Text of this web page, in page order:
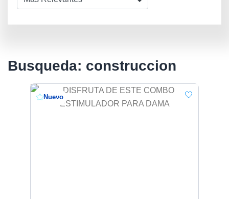
Busqueda: construccion
Nuevo